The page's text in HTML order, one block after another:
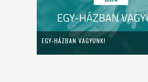
EGY-HÁZBAN VAGYUNK!